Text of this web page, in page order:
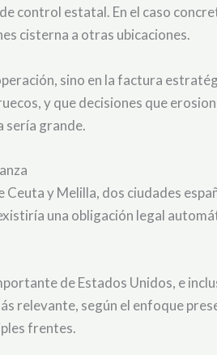
control estatal. En el caso
cisterna a otras ubicaciones.
sino en la factura
y que decisiones que
sería grande.
y Melilla, dos ciudades
una obligación legal
de Estados Unidos, e
relevante, según el enfoque
frentes.